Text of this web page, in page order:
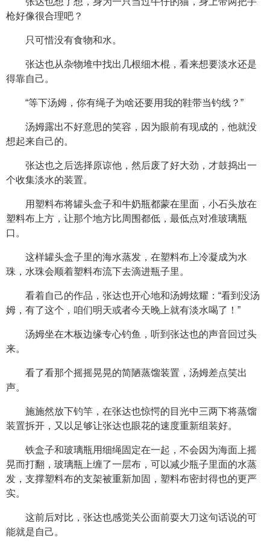
枪好像很合理吧？
只可惜没有食物和水。
张达也从杂物堆中找出几根细木棍，看来想要淡水还是
得靠自己。
“等下汤姆，你有绳子为啥还要用我的鞋带当钓线？”
汤姆露出不好意思的笑容，因为眼前有现成的，他就没
想起来自己的。
张达也之后选择原谅他，然后废了好大劲，才鼓捣出一
个收集淡水的装置。
用塑料布将罐头盒子和牛奶瓶都蒙在里面，小石头放在
塑料布上方，让那个地方比周围都低，最低点对准玻璃瓶
口。
这样罐头盒子里的海水蒸发，在塑料布上冷凝成为水
珠，水珠会顺着塑料布流下去滴进瓶子里。
看着自己的作品，张达也开心地和汤姆炫耀：“看到没汤
姆，有了这个，咱们明天或者今天晚上就有淡水喝了！”
汤姆坐在木板边缘专心钓鱼，听到张达也的声音回过头
来。
看了看那个摇摇晃晃的简陋蒸馏装置，汤姆差点笑出
声。
施施然放下钓竿，在张达也惊愕的目光中三两下将蒸馏
装置拆开，又以足够让张达也眼花的速度重新组装好。
铁盒子和玻璃瓶用细绳固定在一起，不会因为海面上摇
晃而打翻，玻璃瓶上缠了一层布，可以减少瓶子里面的水蒸
发，支撑塑料布的支架被重新加固，塑料布密封得也的更严
实。
这前后对比，张达也感觉关公面前耍大刀这句话说的可
能就是自己。